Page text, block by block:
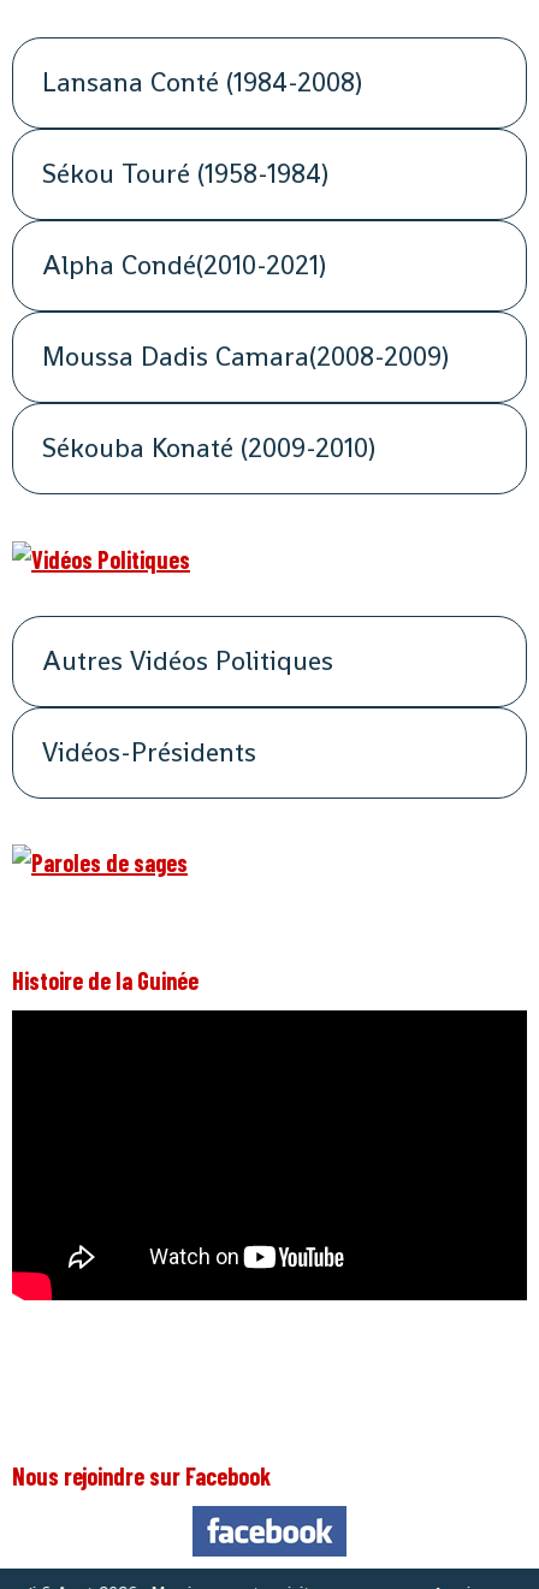
Lansana Conté (1984-2008)
Sékou Touré (1958-1984)
Alpha Condé(2010-2021)
Moussa Dadis Camara(2008-2009)
Sékouba Konaté (2009-2010)
Autres Vidéos Politiques
Vidéos-Présidents
Histoire de la Guinée
Nous rejoindre sur Facebook